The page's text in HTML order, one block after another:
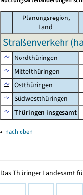
Planungsregion,
Land
Straßenverkehr
Nordthüringen
Mittelthüringen
Ostthüringen
Südwestthüringen
Thüringen insgesamt
▴ nach oben
Das Thüringer Landesamt